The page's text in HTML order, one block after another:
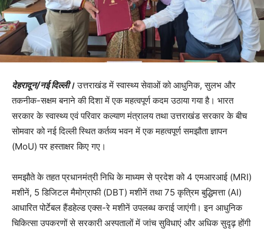
देहरादून/नई दिल्ली।उत्तराखंड में स्वास्थ्य सेवाओं को आधुनिक, सुलभ और
तकनीक-सक्षम बनाने की दिशा में एक महत्वपूर्ण कदम उठाया गया है। भारत
सरकार के स्वास्थ्य एवं परिवार कल्याण मंत्रालय तथा उत्तराखंड सरकार के बीच
सोमवार को नई दिल्ली स्थित कर्तव्य भवन में एक महत्वपूर्ण समझौता ज्ञापन
(MoU) पर हस्ताक्षर किए गए।
समझौते के तहत प्रधानमंत्री निधि के माध्यम से प्रदेश को 4 एमआरआई (MRI)
मशीनें, 5 डिजिटल मैमोग्राफी (DBT) मशीनें तथा 75 कृत्रिम बुद्धिमत्ता (AI)
आधारित पोर्टेबल हैंडहेल्ड एक्स-रे मशीनें उपलब्ध कराई जाएंगी। इन आधुनिक
चिकित्सा उपकरणों से सरकारी अस्पतालों में जांच सुविधाएं और अधिक सुदृढ़ होंगी